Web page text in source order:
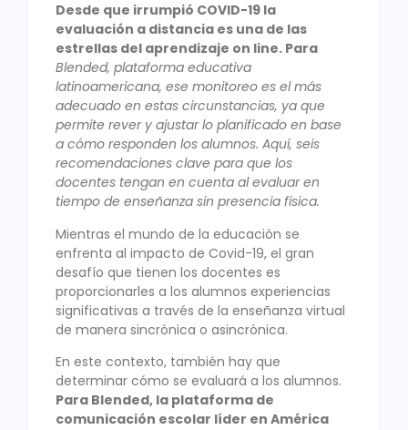
Desde que irrumpió COVID-19 la
evaluación a distancia es una de las
estrellas del aprendizaje on line. Para
Blended, plataforma educativa
latinoamericana, ese monitoreo es el más
adecuado en estas circunstancias, ya que
permite rever y ajustar lo planificado en base
a cómo responden los alumnos. Aquí, seis
recomendaciones clave para que los
docentes tengan en cuenta al evaluar en
tiempo de enseñanza sin presencia física.
Mientras el mundo de la educación se
enfrenta al impacto de Covid-19, el gran
desafío que tienen los docentes es
proporcionarles a los alumnos experiencias
significativas a través de la enseñanza virtual
de manera sincrónica o asincrónica.
En este contexto, también hay que
determinar cómo se evaluará a los alumnos.
Para Blended, la plataforma de
comunicación escolar líder en América